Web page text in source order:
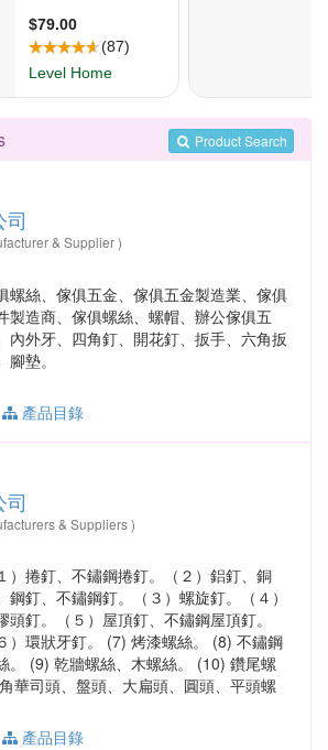
Product Search
& Supplier )
螺絲、傢俱五金、傢俱五金製造業、傢俱
製造商、傢俱螺絲、螺帽、辦公傢俱五
內外牙、四角釘、開花釘、扳手、六角扳
腳墊。
產品目錄
& Suppliers )
１）捲釘、不鏽鋼捲釘。（２）鋁釘、銅
鋼釘、不鏽鋼釘。（３）螺旋釘。（４）
頭釘。（５）屋頂釘、不鏽鋼屋頂釘。
６）環狀牙釘。 (7) 烤漆螺絲。 (8) 不鏽鋼
。 (9) 乾牆螺絲、木螺絲。 (10) 鑽尾螺
華司頭、盤頭、大扁頭、圓頭、平頭螺
產品目錄